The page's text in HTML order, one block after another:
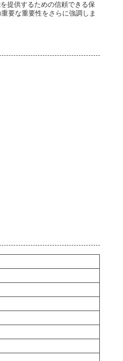
提供するための信頼できる保
要な重要性をさらに強調しま